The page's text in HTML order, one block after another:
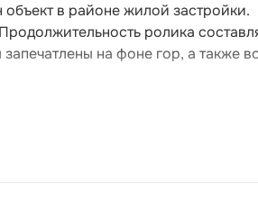
в районе жилой застройки.
ролика
на фоне гор, а также